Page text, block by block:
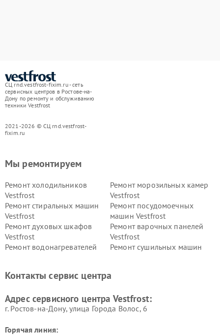
СЦ rnd.vestfrost-fixim.ru - сеть
сервисных центров в Ростове-на-
Дону по ремонту и обслуживанию
техники Vestfrost
2021-2026 © СЦ rnd.vestfrost-
fixim.ru
Мы ремонтируем
Ремонт холодильников
Vestfrost
Ремонт морозильных камер
Vestfrost
Ремонт стиральных машин
Vestfrost
Ремонт посудомоечных
машин Vestfrost
Ремонт духовых шкафов
Vestfrost
Ремонт варочных панелей
Vestfrost
Ремонт водонагревателей
Ремонт сушильных машин
Vestfrost
Контакты сервис центра
Адрес сервисного центра Vestfrost:
г. Ростов-на-Дону, улица Города Волос, 6
Горячая линия: